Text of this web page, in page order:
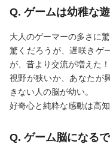
Q. ゲームは幼稚な
大人のゲーマーの多さに驚
驚くだろうが、遅咲きゲ
が、昔より交流が増えた！
視野が狭いか、あなたが
きない人の脳が幼い。
好奇心と純粋な感動は高
Q. ゲーム脳になる